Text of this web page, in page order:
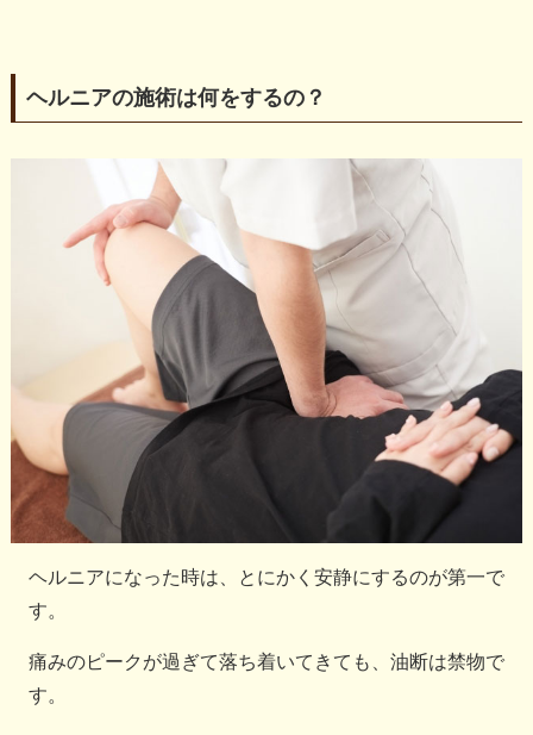
ヘルニアの施術は何をするの？
ヘルニアになった時は、とにかく安静にするのが第一で
す。
痛みのピークが過ぎて落ち着いてきても、油断は禁物で
す。